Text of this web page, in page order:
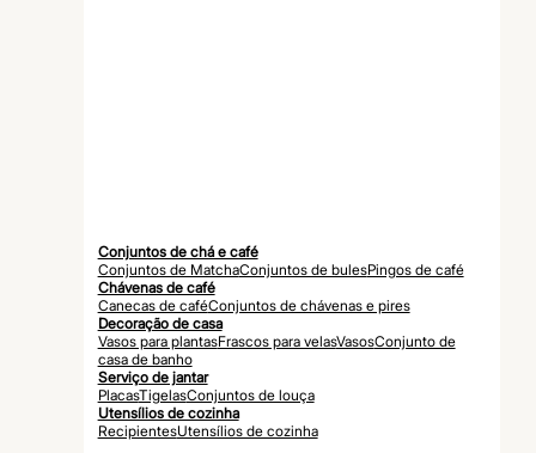
Conjuntos de chá e café
Conjuntos de MatchaConjuntos de bulesPingos de café
Chávenas de café
Canecas de caféConjuntos de chávenas e pires
Decoração de casa
Vasos para plantasFrascos para velasVasosConjunto de
casa de banho
Serviço de jantar
PlacasTigelasConjuntos de louça
Utensílios de cozinha
RecipientesUtensílios de cozinha